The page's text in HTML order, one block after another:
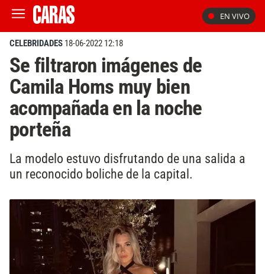
EN VIVO
CELEBRIDADES 18-06-2022 12:18
Se filtraron imágenes de
Camila Homs muy bien
acompañada en la noche
porteña
La modelo estuvo disfrutando de una salida a
un reconocido boliche de la capital.